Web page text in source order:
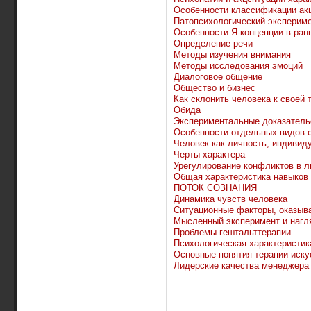
Особенности классификации
Патопсихологический
Особенности Я-концепции в
Определение речи
Методы изучения внимания
Методы исследования эмоций
Диалоговое общение
Общество и бизнес
Как склонить человека к своей
Обида
Экспериментальные
Особенности отдельных видов
Человек как личность,
Черты характера
Урегулирование конфликтов в
Общая характеристика навыков
ПОТОК СОЗНАНИЯ
Динамика чувств человека
Ситуационные факторы,
Мысленный эксперимент и
Проблемы гештальттерапии
Психологическая
Основные понятия терапии
Лидерские качества менеджера